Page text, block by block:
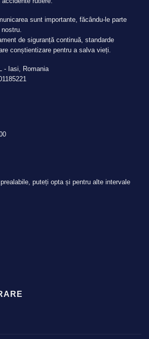
sunt importante, făcându-le parte
de siguranță continuă, standarde
conștientizare pentru a salva vieți.
- Iasi, Romania
puteți opta și pentru alte intervale